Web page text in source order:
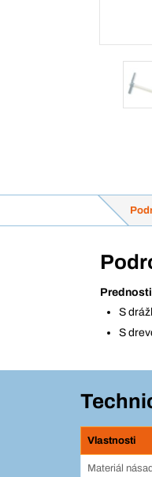
S
S
Vlastnosti
Materiál